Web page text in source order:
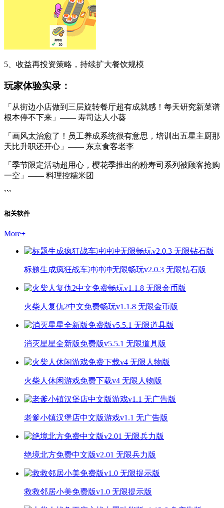
5、收益再投资策略，持续扩大餐饮规模
玩家体验实录：
「从街边小店做到三层旋转餐厅超有成就感！每天研究新菜谱
根本停不下来」—— 寿司达人小葵
「画风太治愈了！员工养成系统很有意思，培训出五星主厨那
天比升职还开心」—— 东京食客老李
「季节限定活动超用心，樱花季推出的粉寿司系列被顾客抢购
一空」—— 料理控糯米团
```
相关软件
More+
标题生成疯狂战车冲冲冲无限畅玩v2.0.3 无限钻石版
火柴人复仇2中文免费畅玩v1.1.8 无限金币版
消灭星星全新版免费版v5.5.1 无限道具版
火柴人休闲游戏免费下载v4 无限人物版
老爹小镇汉堡店中文版游戏v1.1 无广告版
绝境北方免费中文版v2.01 无限兵力版
救救邻居小美免费版v1.0 无限提示版